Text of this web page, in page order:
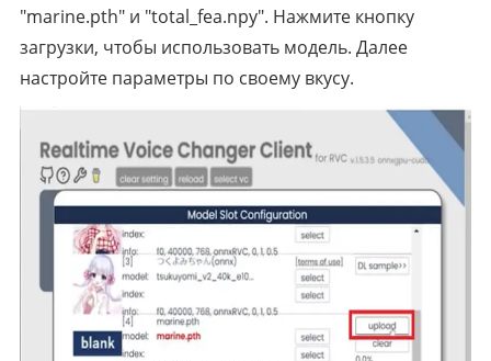
"marine.pth" и "total_fea.npy". Нажмите кнопку
загрузки, чтобы использовать модель. Далее
настройте параметры по своему вкусу.